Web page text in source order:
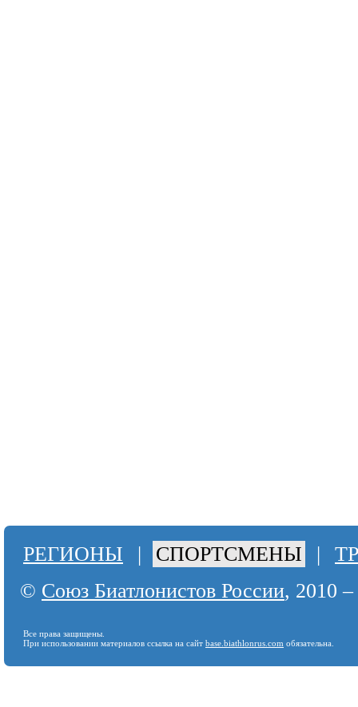
РЕГИОНЫ | СПОРТСМЕНЫ |
© Союз Биатлонистов России, 2010
Все права защищены.
При использовании материалов ссылка на сайт base.biathlonrus.com обязательна.